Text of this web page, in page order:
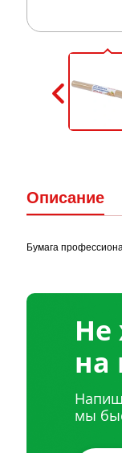
Описание
Бумага
Не
на
мы